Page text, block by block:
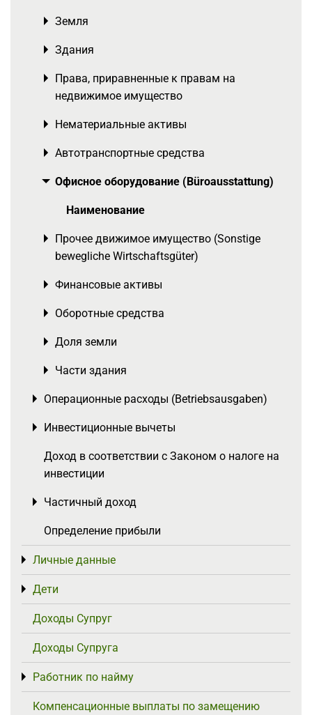
Земля
Toggle menu
Здания
Toggle menu
Права, приравненные к правам на
недвижимое имущество
Toggle menu
Нематериальные активы
Toggle menu
Автотранспортные средства
Toggle menu
Офисное оборудование (Büroausstattung)
Toggle menu
Наименование
Прочее движимое имущество (Sonstige
bewegliche Wirtschaftsgüter)
Toggle menu
Финансовые активы
Toggle menu
Оборотные средства
Toggle menu
Доля земли
Toggle menu
Части здания
Toggle menu
Операционные расходы (Betriebsausgaben)
Toggle menu
Инвестиционные вычеты
Toggle menu
Доход в соответствии с Законом о налоге на
инвестиции
Частичный доход
Toggle menu
Определение прибыли
Личные данные
Toggle menu
Дети
Toggle menu
Доходы Супруг
Доходы Супруга
Работник по найму
Toggle menu
Компенсационные выплаты по замещению